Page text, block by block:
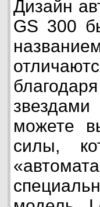
Дизайн
GS 300
можете
силы,